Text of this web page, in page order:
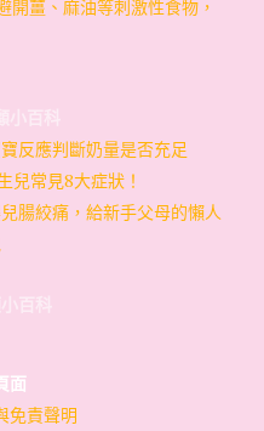
開薑、麻油等刺激性食物，
反應判斷奶量是否充足
兒常見8大症狀！
腸絞痛，給新手父母的懶人
面
免責聲明